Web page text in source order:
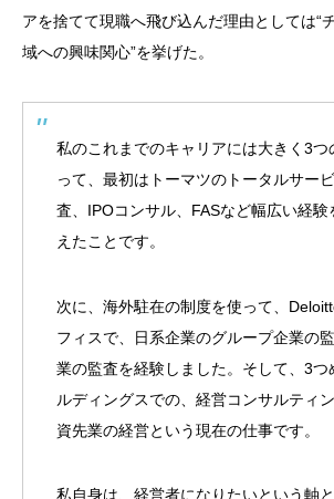
アを捨てて現職へ飛び込んだ理由としては“
域への興味関心”を挙げた。
私のこれまでのキャリアには大きく3つ
って、最初はトーマツのトータルサー
査、IPOコンサル、FASなど幅広い経験
えたことです。
次に、海外駐在の制度を使って、
フィスで、日系企業のグループ企業の
業の監査を経験しました。そして、3つ
ルディングスでの、経営コンサルティ
資先業の経営という現在の仕事です。
私自身は、経営者になりたいという軸